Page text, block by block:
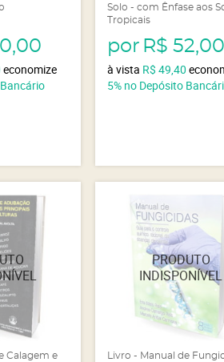
economize
Solo - com Ênfase aos
Tropicais
por R$ 52,00
à vista R$ 49,40
5% no Depósito
Calagem e
Livro - Manual de